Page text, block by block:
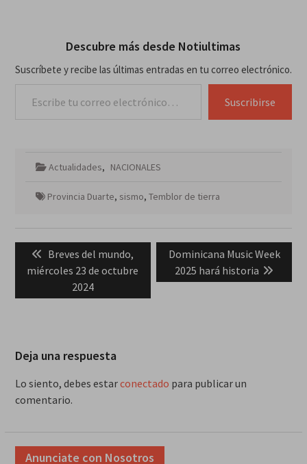
Descubre más desde Notiultimas
Suscríbete y recibe las últimas entradas en tu correo electrónico.
Suscribirse
Actualidades, NACIONALES
Provincia Duarte, sismo, Temblor de tierra
Navegación
entradas
Previous
post:
Breves del mundo,
miércoles 23 de octubre
2024
Next
post:
Dominicana Music Week
2025 hará historia
Deja una respuesta
Lo siento, debes estarconectado para publicar un
comentario.
Anunciate con Nosotros